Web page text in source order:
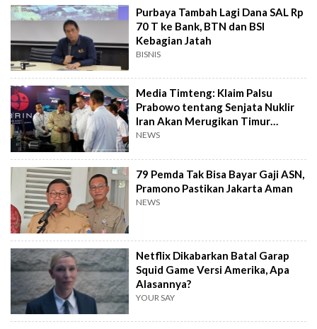
Purbaya Tambah Lagi Dana SAL Rp
70 T ke Bank, BTN dan BSI
Kebagian Jatah
BISNIS
Media Timteng: Klaim Palsu
Prabowo tentang Senjata Nuklir
Iran Akan Merugikan Timur
Tengah
NEWS
79 Pemda Tak Bisa Bayar Gaji ASN,
Pramono Pastikan Jakarta Aman
NEWS
Netflix Dikabarkan Batal Garap
Squid Game Versi Amerika, Apa
Alasannya?
YOUR SAY